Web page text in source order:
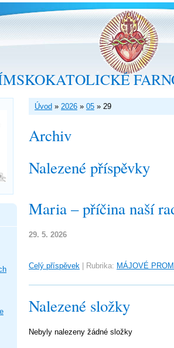
Úvod » 2026 » 05 » 29
Archiv
Nalezené příspěvky
Maria – příčina naší
29. 5. 2026
Celý příspěvek Rubrika: MÁJOVÉ
Nalezené složky
Nebyly nalezeny žádné složky